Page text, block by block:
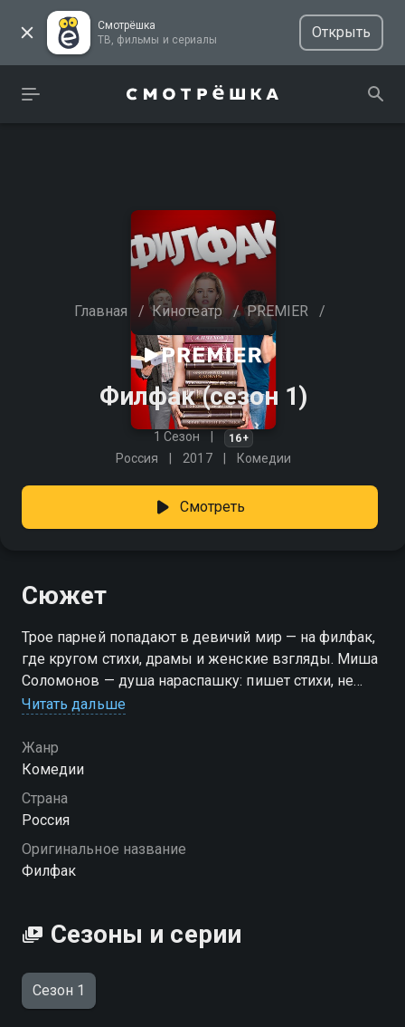
Смотрёшка
ТВ, фильмы и сериалы
Открыть
Главная / Кинотеатр / PREMIER /
Филфак (сезон 1)
1 Сезон 16+
Россия 2017 Комедии
Смотреть
Сюжет
Трое парней попадают в девичий мир — на филфак,
где кругом стихи, драмы и женские взгляды. Миша
Соломонов — душа нараспашку: пишет стихи, не
умеет говорить «нет» и тихо сохнет по Лене с
угрюмый умник, которому девушки вообще
неинтересны. А вот Жене Морозову интересны все,
но безуспешно: его странная внешность и
специфический юмор мешают воплотить мечты в
ты — мальчик в девичьей сказке. «Филфак» —
смотрите онлайн в хорошем качестве.
можете совершенно бесплатно в хорошем HD
Читать дальше
Жанр
Комедии
Страна
Россия
Оригинальное название
Филфак
Сезоны и серии
Сезон 1